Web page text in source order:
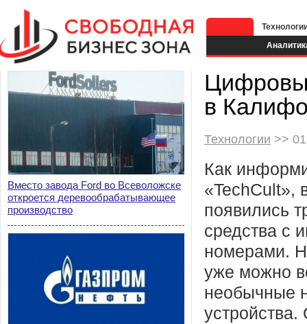
Вместо завода Ford во Всеволожске
откроется деревообрабатывающее
производство
в
Технологии >>
Как
«TechCult»,
появились
средства с
номерами.
уже можно
необычные